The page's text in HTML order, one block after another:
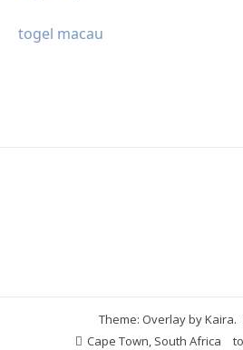
togel macau
Theme: Overlay byKaira.
Cape Town, South Africa